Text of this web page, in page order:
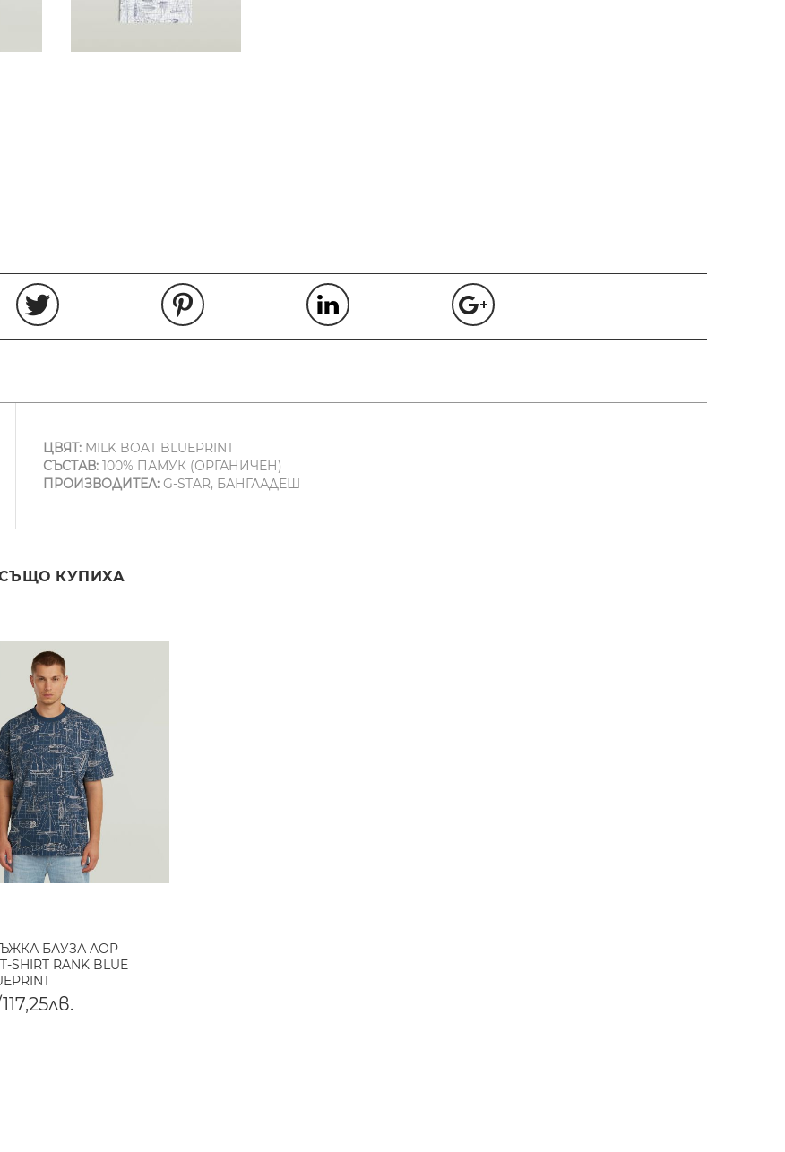
ЦВЯТ:MILK BOAT BLUEPRINT
СЪСТАВ:100% ПАМУК (ОРГАНИЧЕН)
ПРОИЗВОДИТЕЛ:G-STAR, БАНГЛАДЕШ
КУПИХА
БЛУЗА AOP
SHIRT RANK BLUE